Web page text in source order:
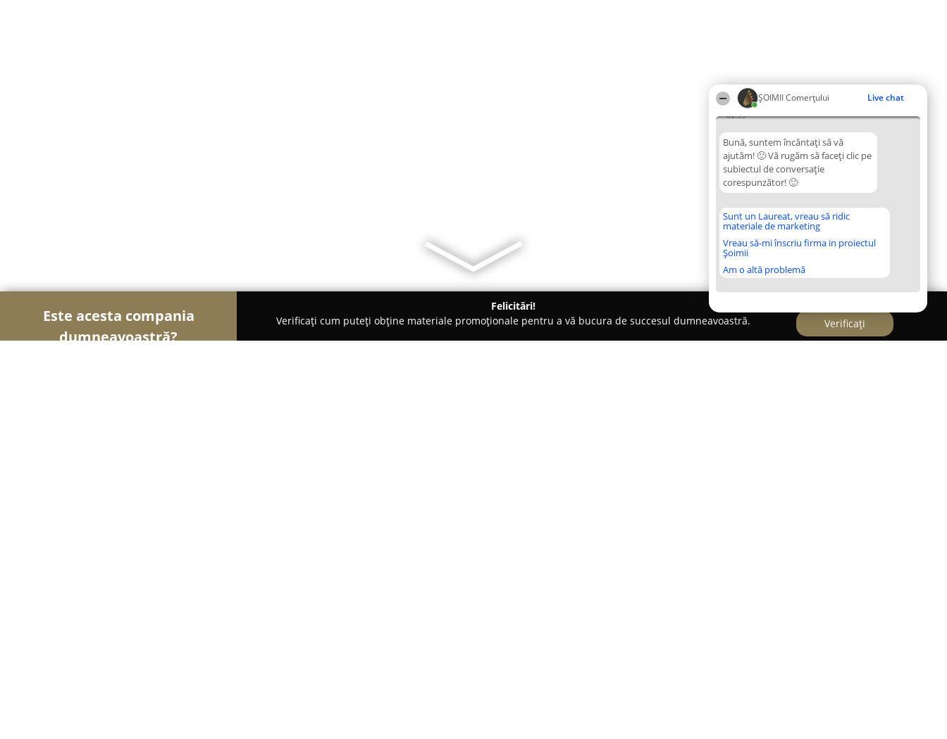
ȘOIMII Comerțului Live chat
02:35
Bună, suntem încântați să vă
ajutăm! 🙂 Vă rugăm să faceți clic pe
subiectul de conversație
corespunzător! 🙂
Sunt un Laureat, vreau să ridic
materiale de marketing
Vreau să-mi înscriu firma in proiectul
Șoimii
Am o altă problemă
Este acesta compania
dumneavoastră?
Felicitări!
Verificați cum puteți obține materiale promoționale pentru a vă bucura de succesul dumneavoastră.
Verificați